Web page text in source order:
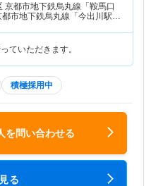
京都市地下鉄烏丸線「鞍馬口
市地下鉄烏丸線「今出川駅」
ていただきます。
積極採用中
を問い合わせる
る